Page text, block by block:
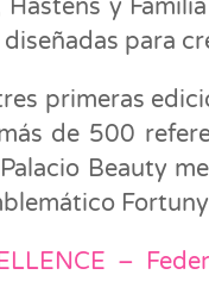
y
para
primeras
de 500
Beauty
–